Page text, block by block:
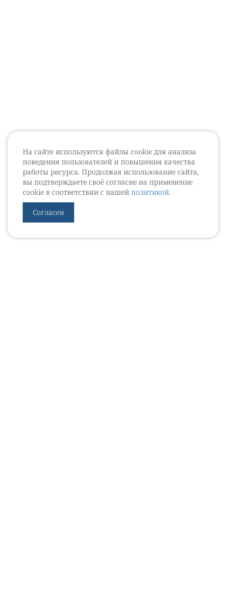
На сайте используются файлы cookie для анализа
поведения пользователей и повышения качества
работы ресурса. Продолжая использование сайта,
вы подтверждаете своё согласие на применение
cookie в соответствии с нашей политикой.
Согласен